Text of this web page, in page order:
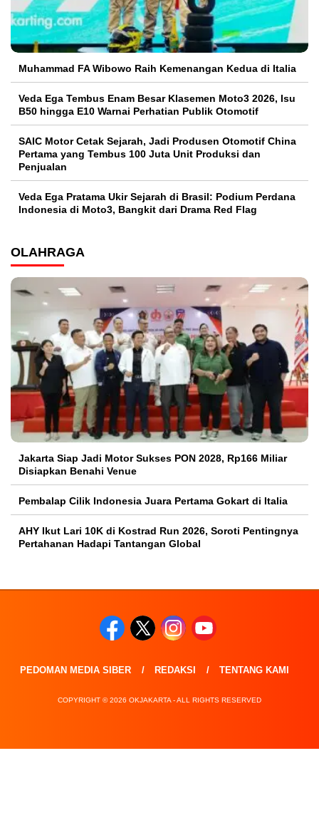
Muhammad FA Wibowo Raih Kemenangan Kedua di Italia
Veda Ega Tembus Enam Besar Klasemen Moto3 2026, Isu
B50 hingga E10 Warnai Perhatian Publik Otomotif
SAIC Motor Cetak Sejarah, Jadi Produsen Otomotif China
Pertama yang Tembus 100 Juta Unit Produksi dan
Penjualan
Veda Ega Pratama Ukir Sejarah di Brasil: Podium Perdana
Indonesia di Moto3, Bangkit dari Drama Red Flag
OLAHRAGA
Jakarta Siap Jadi Motor Sukses PON 2028, Rp166 Miliar
Disiapkan Benahi Venue
Pembalap Cilik Indonesia Juara Pertama Gokart di Italia
AHY Ikut Lari 10K di Kostrad Run 2026, Soroti Pentingnya
Pertahanan Hadapi Tantangan Global
PEDOMAN MEDIA SIBER REDAKSI TENTANG KAMI
COPYRIGHT © 2026 OKJAKARTA - ALL RIGHTS RESERVED